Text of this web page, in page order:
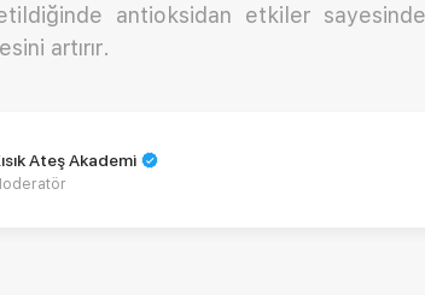
antioksidan etkiler sayesinde
artırır.
Ateş Akademi